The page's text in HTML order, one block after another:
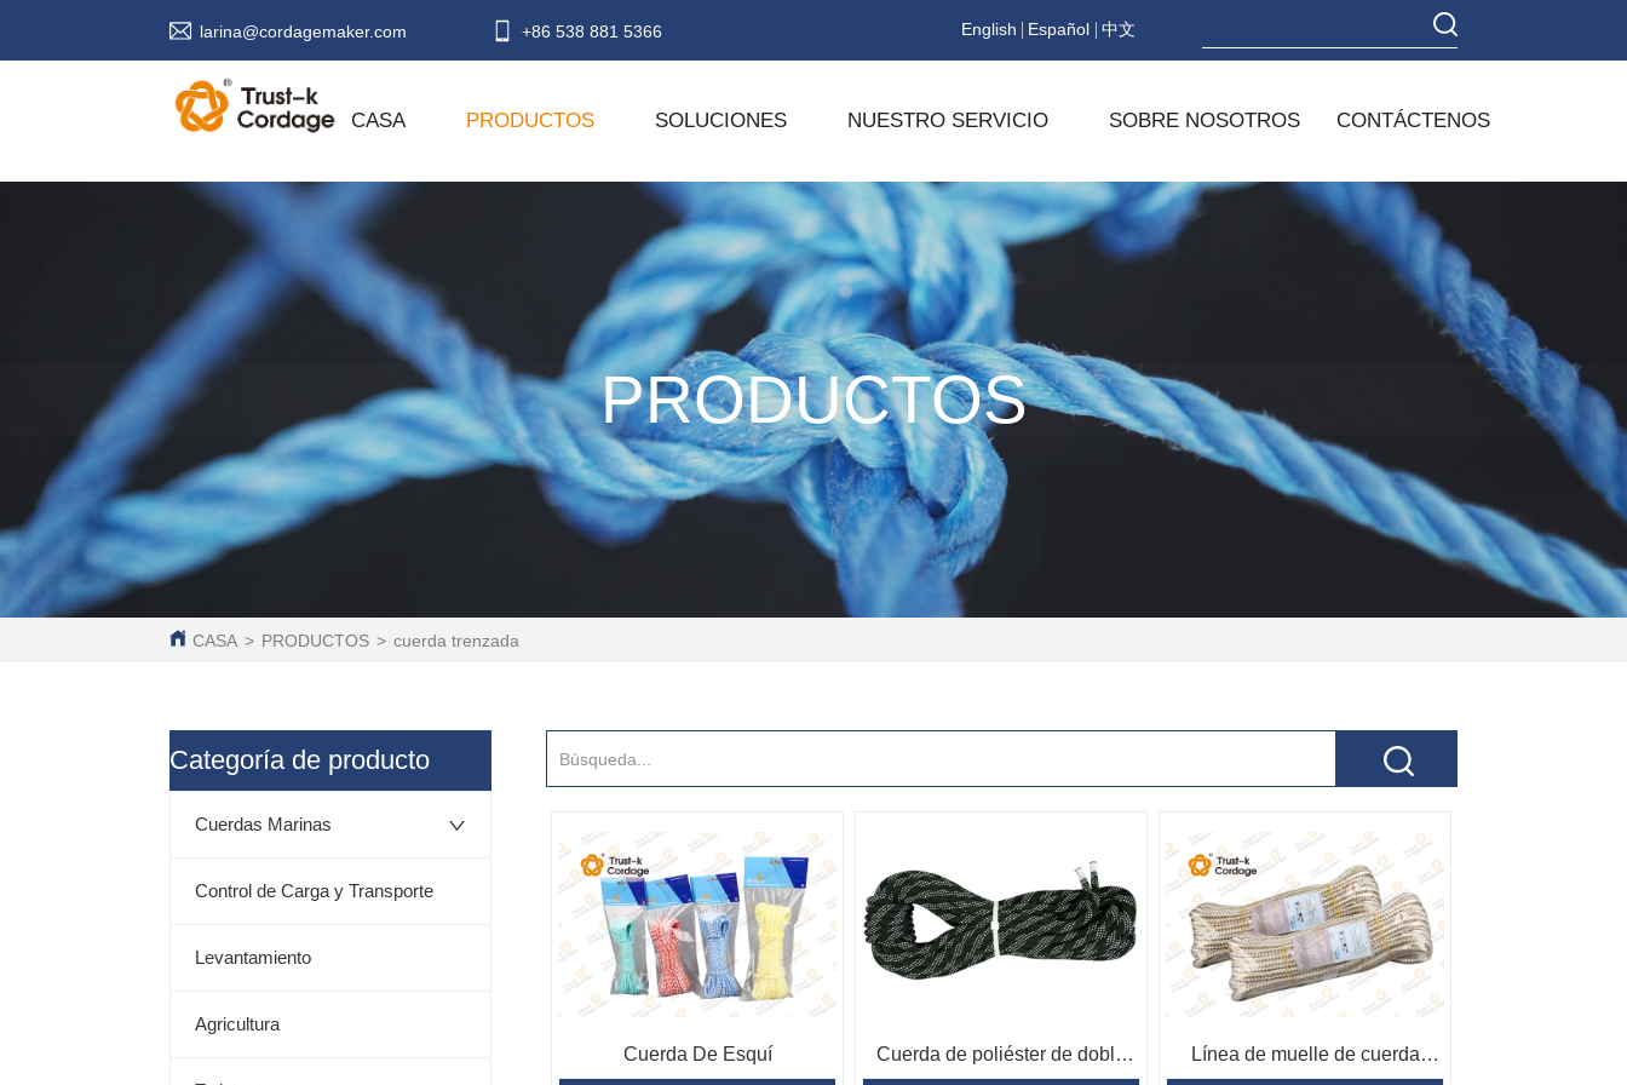
larina@cordagemaker.com +86 538 881 5366 English Español 中文
CASA PRODUCTOS SOLUCIONES NUESTRO SERVICIO SOBRE NOSOTROS CONTÁCTENOS
PRODUCTOS
CASA > PRODUCTOS > cuerda trenzada
ㅤCategoría de producto
Cuerdas Marinas
Control de Carga y Transporte
Levantamiento
Agricultura
Cuerda De Esquí Cuerda de poliéster de doble Línea de muelle de cuerda